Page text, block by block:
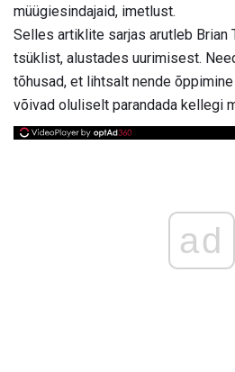
müügiesindajaid, imetlust.
Selles artiklite sarjas arutleb Brian
tsüklist, alustades uurimisest.
tõhusad, et lihtsalt nende
võivad oluliselt parandada kellegi
ad